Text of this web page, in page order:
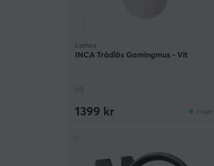
Lamzu
INCA Trådlös Gamingmus - Vit
(11)
1399 kr I lager